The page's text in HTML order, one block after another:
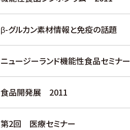
β-グルカン素材情報と免疫の話題
ニュージーランド機能性食品セミナー
食品開発展 2011
第2回 医療セミナー